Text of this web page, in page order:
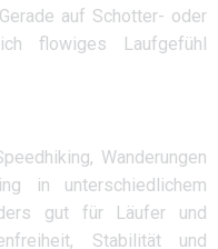
auf Schotter- oder
flowiges Laufgefühl
Wanderungen
in unterschiedlichem
gut für Läufer und
Stabilität und